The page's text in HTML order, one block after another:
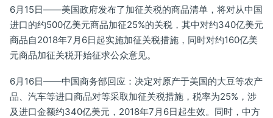
6月15日——美国政府发布了加征关税的商品清单，将对从中国
进口的约500亿美元商品加征25%的关税，其中对约340亿美元
商品自2018年7月6日起实施加征关税措施，同时对约160亿美
元商品加征关税开始征求公众意见。
6月16日——中国商务部回应：决定对原产于美国的大豆等农产
品、汽车等进口商品对等采取加征关税措施，税率为25%，涉
及进口金额约340亿美元，2018年7月6日起生效。同时，中方